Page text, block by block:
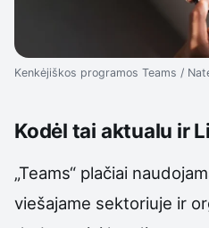
Kenkėjiškos programos Teams /
Kodėl tai aktualu ir
„Teams“ plačiai
viešajame sektoriuje ir